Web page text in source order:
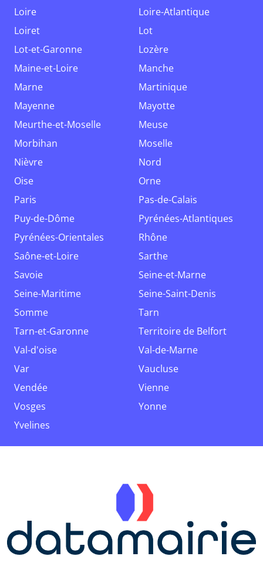
Loire
Loire-Atlantique
Loiret
Lot
Lot-et-Garonne
Lozère
Maine-et-Loire
Manche
Marne
Martinique
Mayenne
Mayotte
Meurthe-et-Moselle
Meuse
Morbihan
Moselle
Nièvre
Nord
Oise
Orne
Paris
Pas-de-Calais
Puy-de-Dôme
Pyrénées-Atlantiques
Pyrénées-Orientales
Rhône
Saône-et-Loire
Sarthe
Savoie
Seine-et-Marne
Seine-Maritime
Seine-Saint-Denis
Somme
Tarn
Tarn-et-Garonne
Territoire de Belfort
Val-d'oise
Val-de-Marne
Var
Vaucluse
Vendée
Vienne
Vosges
Yonne
Yvelines